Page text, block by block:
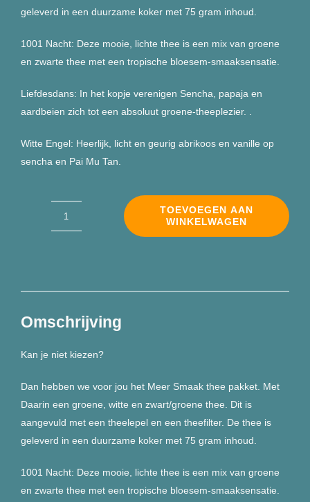
geleverd in een duurzame koker met 75 gram inhoud.
1001 Nacht: Deze mooie, lichte thee is een mix van groene
en zwarte thee met een tropische bloesem-smaaksensatie.
Liefdesdans: In het kopje verenigen Sencha, papaja en
aardbeien zich tot een absoluut groene-theeplezier. .
Witte Engel: Heerlijk, licht en geurig abrikoos en vanille op
sencha en Pai Mu Tan.
TOEVOEGEN AAN
WINKELWAGEN
Omschrijving
Kan je niet kiezen?
Dan hebben we voor jou het Meer Smaak thee pakket. Met
Daarin een groene, witte en zwart/groene thee. Dit is
aangevuld met een theelepel en een theefilter. De thee is
geleverd in een duurzame koker met 75 gram inhoud.
1001 Nacht: Deze mooie, lichte thee is een mix van groene
en zwarte thee met een tropische bloesem-smaaksensatie.